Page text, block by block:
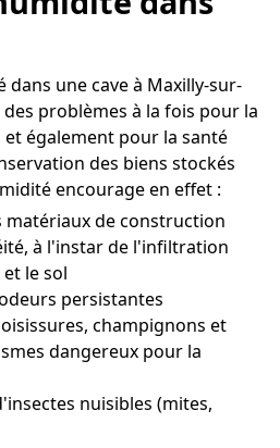
dans une cave à Maxilly-sur-
problèmes à la fois pour la
également pour la santé
des biens stockés
encourage en effet :
matériaux de construction
à l'instar de l'infiltration
le sol
persistantes
champignons et
dangereux pour la
nuisibles (mites,